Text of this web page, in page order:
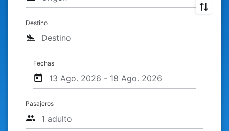
Destino
Fechas
Pasajeros